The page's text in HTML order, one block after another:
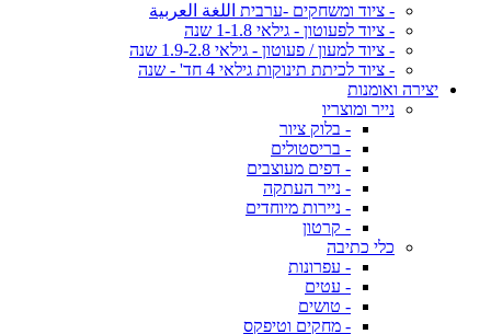
- ציוד ומשחקים -ערבית اللغة العربية
- ציוד לפעוטון - גילאי 1-1.8 שנה
- ציוד למעון / פעוטון - גילאי 1.9-2.8 שנה
- ציוד לכיתת תינוקות גילאי 4 חד' - שנה
יצירה ואומנות
נייר ומוצריו
- בלוק ציור
- בריסטולים
- דפים מעוצבים
- נייר העתקה
- ניירות מיוחדים
- קרטון
כלי כתיבה
- עפרונות
- עטים
- טושים
- מחקים וטיפקס